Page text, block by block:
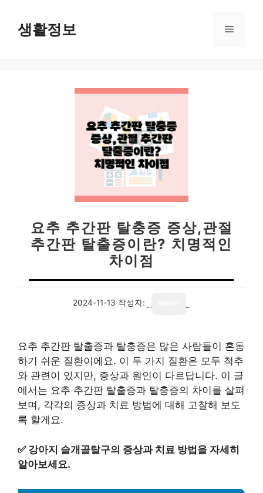
생활정보 메
요추 추간판 탈충증 증상,관절
추간판 탈출증이란? 치명적인
차이점
2024-11-13 작성자:
요추 추간판 탈출증과 탈충증은 많은 사람들이 혼동
하기 쉬운 질환이에요. 이 두 가지 질환은 모두 척추
와 관련이 있지만, 증상과 원인이 다르답니다. 이 글
에서는 요추 추간판 탈출증과 탈충증의 차이를 살펴
보며, 각각의 증상과 치료 방법에 대해 고찰해 보도
록 할게요.
✅ 강아지 슬개골탈구의 증상과 치료 방법을 자세히
알아보세요.